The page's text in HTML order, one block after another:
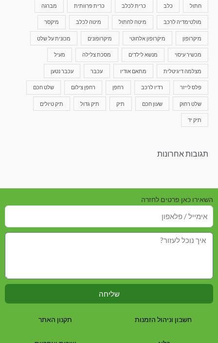
חתול כלב כרית לכלב כרית פרוותית מברגה
מולטימדיה לרכב מיטה לחתול מיטה לכלב מיקסר
מיקרופון מיקרופון אלחוטי מיקרופונים מכונית על שלט
מכשיר עיסוי מנשא לילדים מסכת צלילה מעיל
מצלמה דיגיטלית מתאם אודיו עכבר עכבר נטען
פלס לייזר רדיו לרכב רחפן רחפן צילום שלט חכם
שלט רחוק שעון חכם תיק תיק גדול תיק טיולים
תיק יד
תגובות אחרונות
השאירו כאן פרטים לחזרה
שליחה
חשבון וניהול הזמנות תקנון האתר